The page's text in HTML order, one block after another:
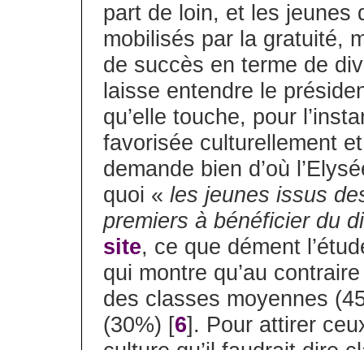
part de loin, et les jeunes
mobilisés par la gratuité,
de succès en terme de
laisse entendre le
qu’elle touche, pour
favorisée culturellement
demande bien d’où
quoi « les jeunes issus
premiers à bénéficier du
site, ce que dément
qui montre qu’au
des classes moyennes
(30%) [6]. Pour attirer